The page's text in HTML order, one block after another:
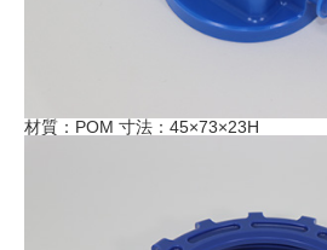
材質：POM 寸法：45×73×23H